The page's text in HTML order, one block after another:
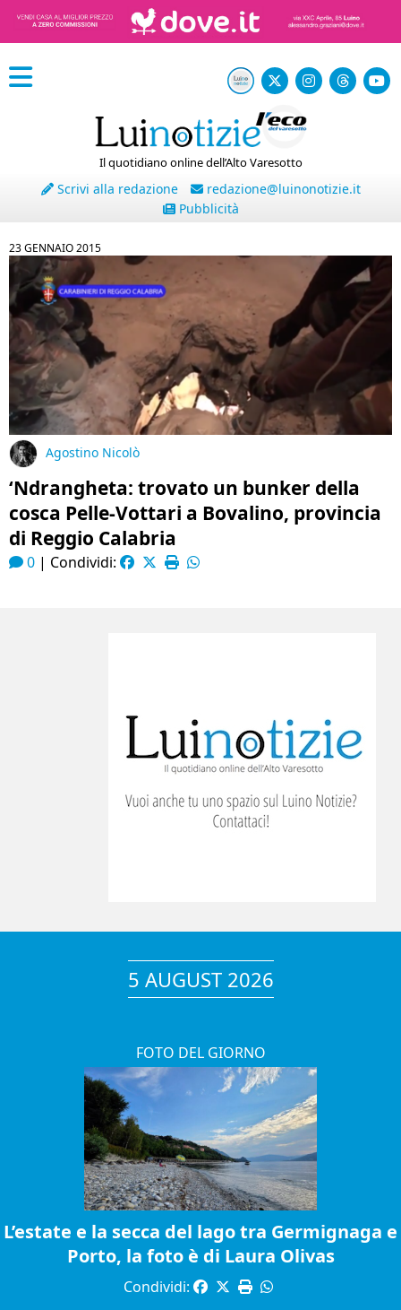
Il quotidiano online dell’Alto Varesotto
Scrivi alla redazione
redazione@luinonotizie.it
Pubblicità
23 GENNAIO 2015
Agostino Nicolò
‘Ndrangheta: trovato un bunker della
cosca Pelle-Vottari a Bovalino, provincia
di Reggio Calabria
0 | Condividi:
5 AUGUST 2026
FOTO DEL GIORNO
L’estate e la secca del lago tra Germignaga e
Porto, la foto è di Laura Olivas
Condividi: